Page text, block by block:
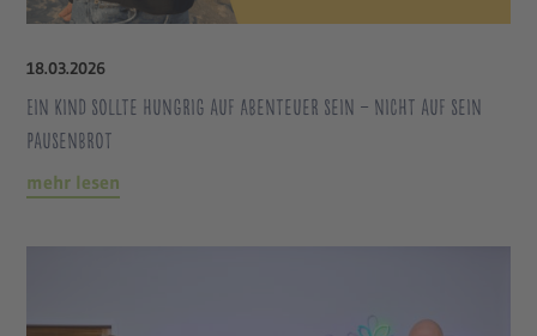
18.03.2026
Ein Kind sollte hungrig auf Abenteuer sein – nicht auf sein
Pausenbrot
mehr lesen